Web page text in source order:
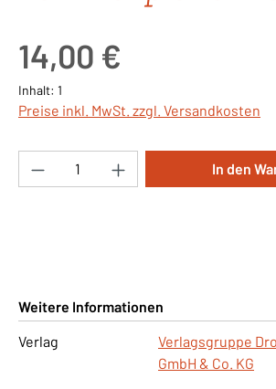
14,00 €
Inhalt: 1
Preise inkl. MwSt. zzgl. Versandkosten
Produkt Anzahl: Gib den
In den
Weitere Informationen
Verlag
Verlagsgruppe
GmbH & Co. KG